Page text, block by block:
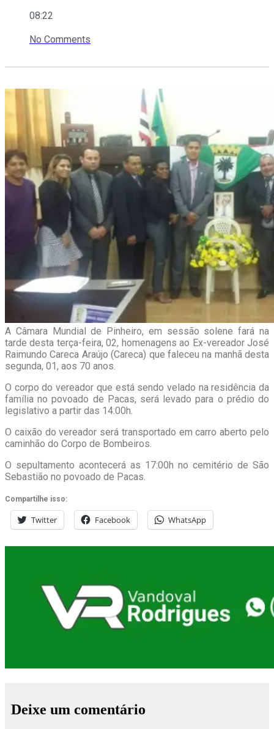
08:22
No Comments
A Câmara Mundial de Pinheiro, em sessão solene fará na
tarde desta terça-feira, 02, homenagens ao Ex-vereador José
Raimundo Careca Araújo (Careca) que faleceu na manhã desta
segunda, 01, aos 70 anos.
O corpo do vereador que está sendo velado na residência da
família no povoado de Pacas, será levado para o prédio do
legislativo a partir das 14:00h.
O caixão do vereador será transportado em carro aberto pelo
caminhão do Corpo de Bombeiros.
O sepultamento acontecerá as 17:00h no cemitério de São
Sebastião no povoado de Pacas.
Compartilhe isso:
Twitter Facebook WhatsApp
Deixe um comentário